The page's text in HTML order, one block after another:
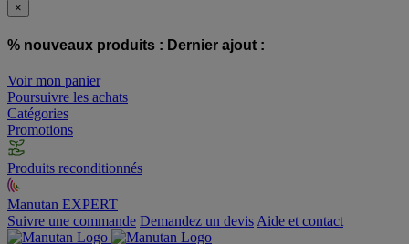
×
% nouveaux produits : Dernier ajout :
Voir mon panier
Poursuivre les achats
Catégories
Promotions
Produits reconditionnés
Manutan EXPERT
Suivre une commande Demandez un devis Aide et contact